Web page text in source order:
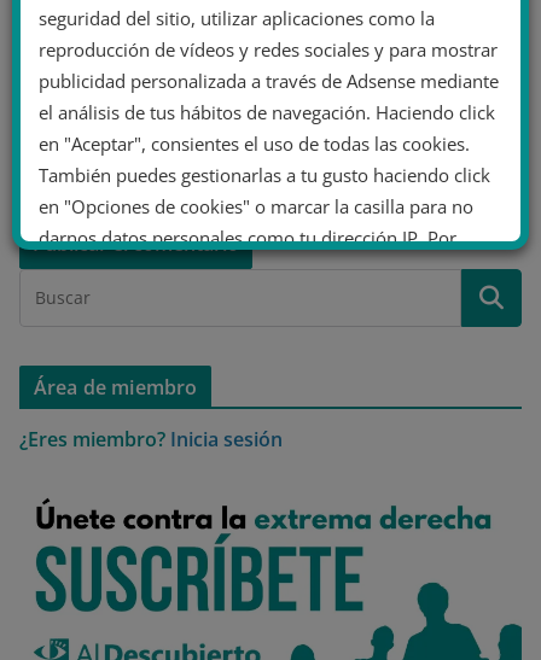
Guarda mi nombre, correo electrónico y web en este
navegador para la próxima vez que comente.
Área de miembro
¿Eres miembro? Inicia sesión
seguridad del sitio, utilizar aplicaciones como la
reproducción de vídeos y redes sociales y para mostrar
publicidad personalizada a través de Adsense mediante
el análisis de tus hábitos de navegación. Haciendo click
en "Aceptar", consientes el uso de todas las cookies.
También puedes gestionarlas a tu gusto haciendo click
en "Opciones de cookies" o marcar la casilla para no
darnos datos personales como tu dirección IP. Por
último, puedes leer nuestra Política de cookies.
.